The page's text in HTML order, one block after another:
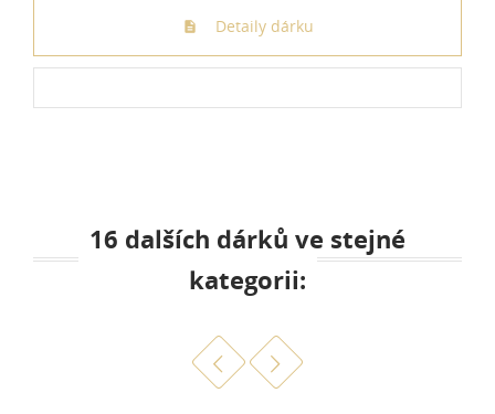
Detaily dárku
16 dalších dárků ve stejné
kategorii: